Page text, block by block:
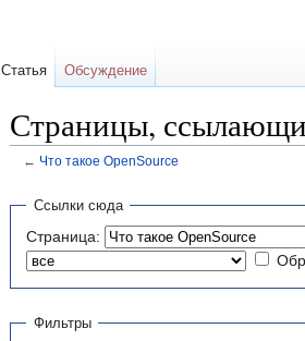
Страницы,
← Что такое OpenSource
Перейти
навигации
Перейти
поиску
Ссылки сюда
Страница:
Фильтры
Статья Обсуждение